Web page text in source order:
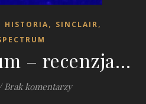
HISTORIA, SINCLAIR,
– recenzja…
Brak komentarzy